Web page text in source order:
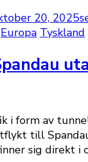
20, 2025
Europa Tyskland
i form av
till
sig direkt i